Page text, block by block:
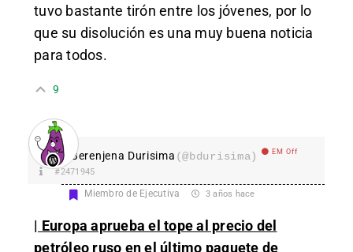
tuvo bastante tirón entre los jóvenes, por lo
que su disolución es una muy buena noticia
para todos.
9
Berenjena Durisima (@bdurisima) EM Off
#2471945
Miembro de Ejecutiva 3 años hace
| Europa aprueba el tope al precio del
petróleo ruso en el último paquete de